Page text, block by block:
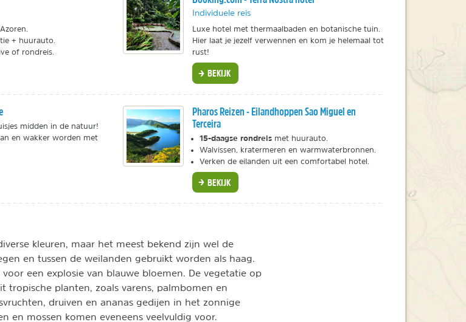
+ huurauto.
of rondreis.
Individuele reis
Luxe hotel met thermaalbaden en botanische tuin.
Hier laat je jezelf verwennen en kom je helemaal tot
rust!
BEKIJK
midden in de natuur!
en wakker worden met
Pharos Reizen - Eilandhoppen Sao Miguel en
Terceira
15-daagse rondreismet huurauto.
Walvissen, kratermeren en warmwaterbronnen.
Verken de eilanden uit een comfortabel hotel.
BEKIJK
kleuren, maar het meest bekend zijn wel de
en tussen de weilanden gebruikt worden als haag.
een explosie van blauwe bloemen. De vegetatie op
tropische planten, zoals varens, palmbomen en
druiven en ananas gedijen in het zonnige
en mossen komen eveneens veelvuldig voor.